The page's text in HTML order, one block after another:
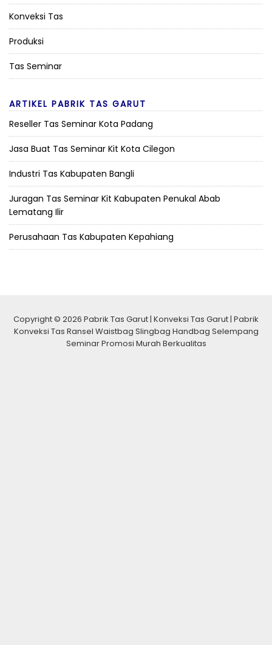
Konveksi Tas
Produksi
Tas Seminar
ARTIKEL PABRIK TAS GARUT
Reseller Tas Seminar Kota Padang
Jasa Buat Tas Seminar Kit Kota Cilegon
Industri Tas Kabupaten Bangli
Juragan Tas Seminar Kit Kabupaten Penukal Abab
Lematang Ilir
Perusahaan Tas Kabupaten Kepahiang
Copyright © 2026 Pabrik Tas Garut | Konveksi Tas Garut | Pabrik
Konveksi Tas Ransel Waistbag Slingbag Handbag Selempang
Seminar Promosi Murah Berkualitas